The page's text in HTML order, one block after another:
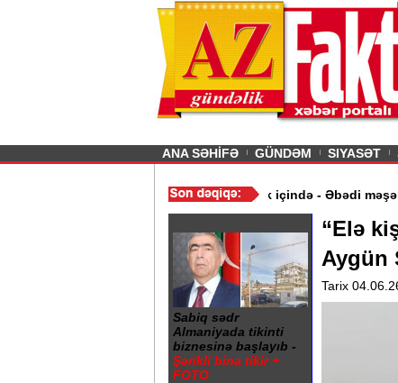
Previous
ANA SƏHİFƏ GÜNDƏM SIYASƏT
Gəncə şəhərində 20 Yanvar abidəsi zibillik içində -
Sabiq sədr
Almaniyada tikinti
biznesinə başlayıb -
Şərikli bina tikir +
FOTO
“Elə
Aygün
Tarix